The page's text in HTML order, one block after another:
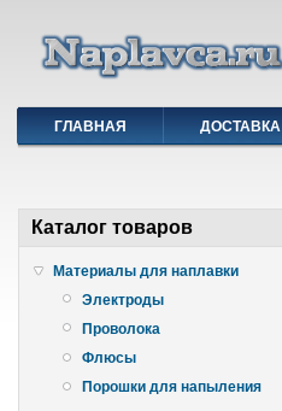
ГЛАВНАЯ ДОСТАВКА
Каталог товаров
Материалы для наплавки
Электроды
Проволока
Флюсы
Порошки для напыления